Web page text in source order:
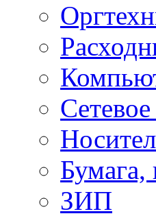
Бумага,
ЗИП